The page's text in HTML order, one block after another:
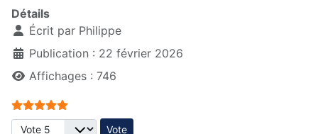
Détails
Écrit par Philippe
Publication : 22 février 2026
Affichages : 746
Vote utilisateur:
Veuillez voter